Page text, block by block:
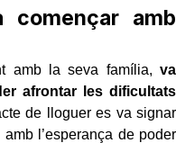
amb
amb la seva família, va
afrontar les dificultats
de lloguer es va signar
l’esperança de poder